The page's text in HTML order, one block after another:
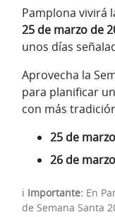
Pamplona vivirá
25 de marzo de
unos días
Aprovecha la
para planificar
con más
25 de
26 de
ℹ️ Importante: En
de Semana Santa